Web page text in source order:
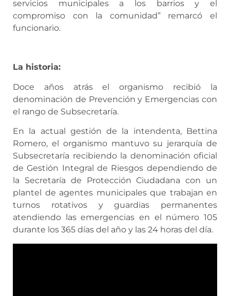
servicios municipales a los barrios y el
compromiso con la comunidad” remarcó el
funcionario.
La historia:
Doce años atrás el organismo recibió la
denominación de Prevención y Emergencias con
el rango de Subsecretaría.
En la actual gestión de la intendenta, Bettina
Romero, el organismo mantuvo su jerarquía de
Subsecretaría recibiendo la denominación oficial
de Gestión Integral de Riesgos dependiendo de
la Secretaría de Protección Ciudadana con un
plantel de agentes municipales que trabajan en
turnos rotativos y guardias permanentes
atendiendo las emergencias en el número 105
durante los 365 días del año y las 24 horas del día.